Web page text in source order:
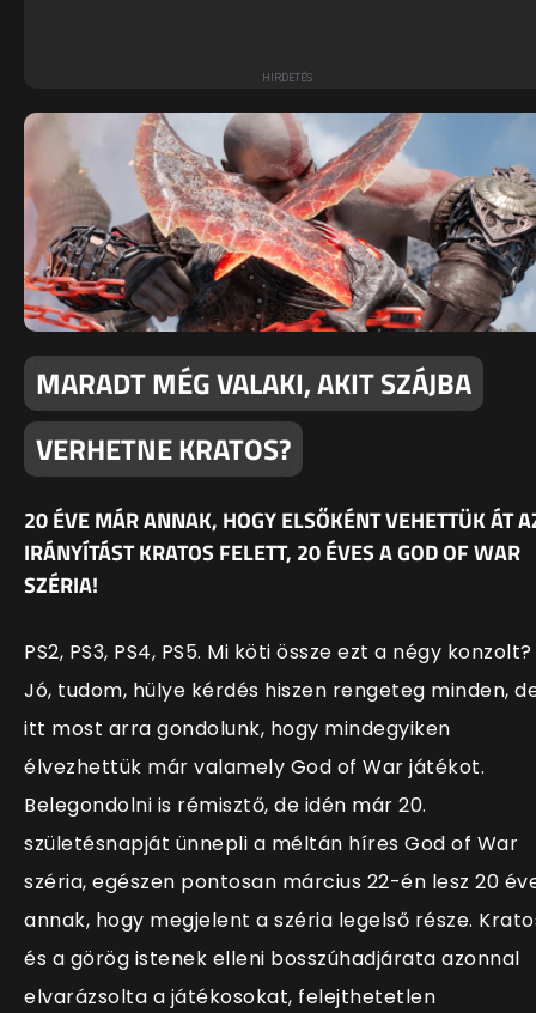
MARADT MÉG VALAKI, AKIT SZÁJBA
VERHETNE KRATOS?
20 ÉVE MÁR ANNAK, HOGY ELSŐKÉNT VEHETTÜK ÁT
IRÁNYÍTÁST KRATOS FELETT, 20 ÉVES A GOD OF WAR
SZÉRIA!
PS2, PS3, PS4, PS5. Mi köti össze ezt a négy konzolt?
Jó, tudom, hülye kérdés hiszen rengeteg minden,
itt most arra gondolunk, hogy mindegyiken
élvezhettük már valamely God of War játékot.
Belegondolni is rémisztő, de idén már 20.
születésnapját ünnepli a méltán híres God of War
széria, egészen pontosan március 22-én lesz 20
annak, hogy megjelent a széria legelső része.
és a görög istenek elleni bosszúhadjárata azonnal
elvarázsolta a játékosokat, felejthetetlen